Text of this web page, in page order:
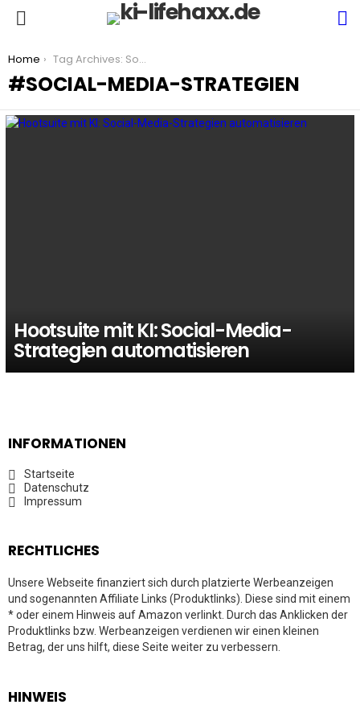
You are here:
Home Tag Archives: Social-Media-Strategien
SOCIAL-MEDIA-STRATEGIEN
Hootsuite mit KI: Social-Media-
Strategien automatisieren
INFORMATIONEN
Startseite
Datenschutz
Impressum
RECHTLICHES
Unsere Webseite finanziert sich durch platzierte Werbeanzeigen
und sogenannten Affiliate Links (Produktlinks). Diese sind mit einem
* oder einem Hinweis auf Amazon verlinkt. Durch das Anklicken der
Produktlinks bzw. Werbeanzeigen verdienen wir einen kleinen
Betrag, der uns hilft, diese Seite weiter zu verbessern.
HINWEIS